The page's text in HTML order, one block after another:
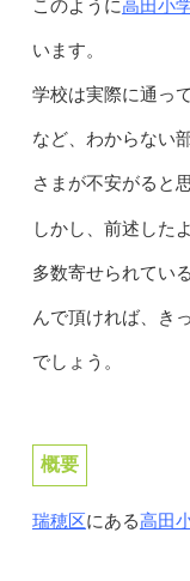
このように高田小
います。
学校は実際に通っ
など、わからない
さまが不安がると
しかし、前述した
多数寄せられてい
んで頂ければ、き
でしょう。
概要
瑞穂区にある高田